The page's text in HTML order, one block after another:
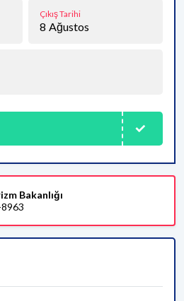
Çıkış Tarihi
8 Ağustos
Bakanlığı